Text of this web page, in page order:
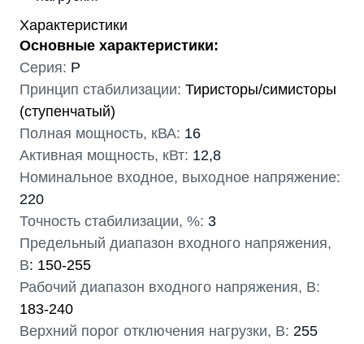
Характеристики
Основные характеристики:
Серия: P
Принцип стабилизации: Тиристоры/симисторы
(ступенчатый)
Полная мощность, кВА: 16
Активная мощность, кВт: 12,8
Номинальное входное, выходное напряжение:
220
Точность стабилизации, %: 3
Предельный диапазон входного напряжения,
В: 150-255
Рабочий диапазон входного напряжения, В:
183-240
Верхний порог отключения нагрузки, В: 255